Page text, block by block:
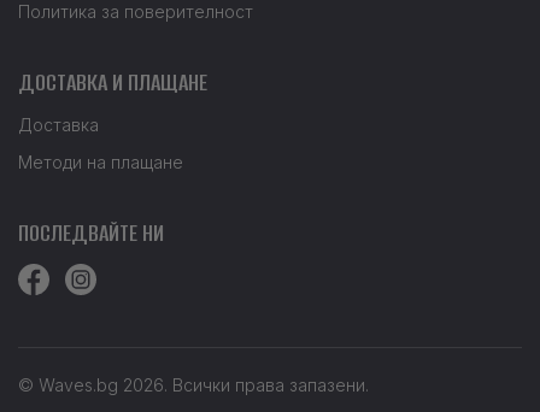
Политика за поверителност
ДОСТАВКА И ПЛАЩАНЕ
Доставка
Методи на плащане
ПОСЛЕДВАЙТЕ НИ
© Waves.bg 2026. Всички права запазени.